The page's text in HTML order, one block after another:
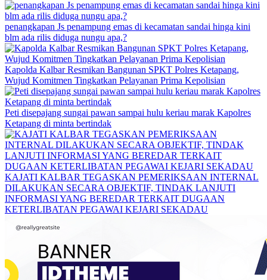
penangkapan Js penampung emas di kecamatan sandai hinga kini
blm ada rilis diduga nungu apa,?
Kapolda Kalbar Resmikan Bangunan SPKT Polres Ketapang,
Wujud Komitmen Tingkatkan Pelayanan Prima Kepolisian
Peti disepajang sungai pawan sampai hulu keriau marak Kapolres
Ketapang di minta bertindak
KAJATI KALBAR TEGASKAN PEMERIKSAAN INTERNAL
DILAKUKAN SECARA OBJEKTIF, TINDAK LANJUTI
INFORMASI YANG BEREDAR TERKAIT DUGAAN
KETERLIBATAN PEGAWAI KEJARI SEKADAU